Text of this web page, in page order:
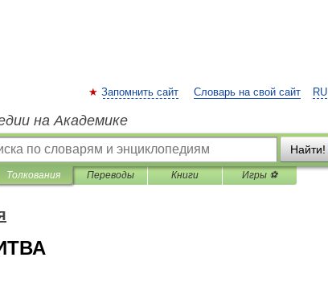
RU
Запомнить сайт Словарь на свой сайт
на Академике
Найти!
Толкования Переводы Книги Игры ⚽